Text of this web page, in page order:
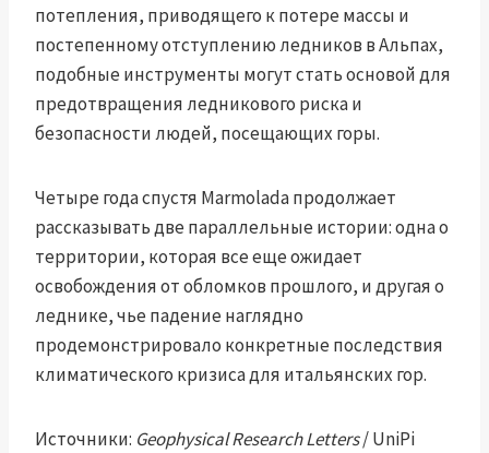
потепления, приводящего к потере массы и
постепенному отступлению ледников в Альпах,
подобные инструменты могут стать основой для
предотвращения ледникового риска и
безопасности людей, посещающих горы.
Четыре года спустя Marmolada продолжает
рассказывать две параллельные истории: одна о
территории, которая все еще ожидает
освобождения от обломков прошлого, и другая о
леднике, чье падение наглядно
продемонстрировало конкретные последствия
климатического кризиса для итальянских гор.
Источники: Geophysical Research Letters/ UniPi